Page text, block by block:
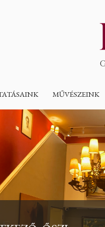
MŰVÉSZEINK
| KAPCSOLAT AZ